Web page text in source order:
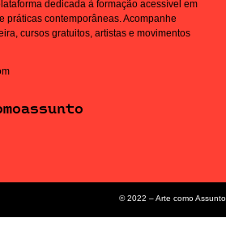
dedicada à formação acessível em
práticas contemporâneas. Acompanhe
cursos gratuitos, artistas e movimentos
© 2022 – Arte como Assunto